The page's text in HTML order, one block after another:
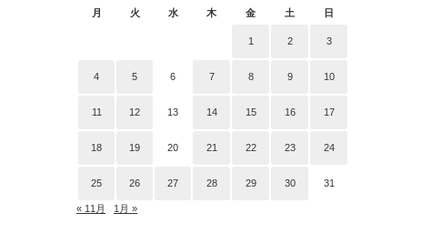
月 火 水 木 金 土 日
1 2 3
4 5 6 7 8 9 10
11 12 13 14 15 16 17
18 19 20 21 22 23 24
25 26 27 28 29 30 31
« 11月 1月 »